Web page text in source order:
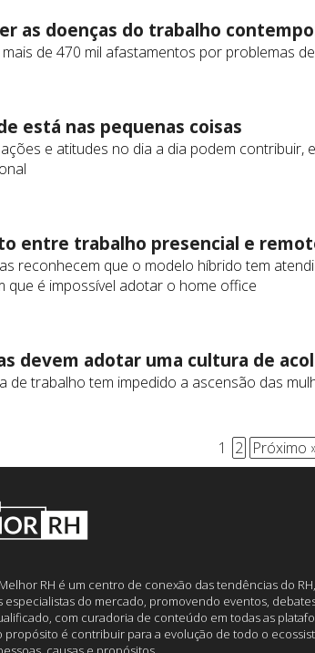
as doenças do trabalho
mais de 470 mil afastamentos por problemas
está nas pequenas coisas
e atitudes no dia a dia podem contribuir,
entre trabalho presencial e
reconhecem que o modelo híbrido tem
que é impossível adotar o home office
devem adotar uma cultura de
de trabalho tem impedido a ascensão das
1 2 Próximo
RH é um centro de conexão das tendências do
especialistas do mercado, promovendo eventos,
com curadoria de conteúdo em todas as
propósito é contribuir para a evolução de todo o